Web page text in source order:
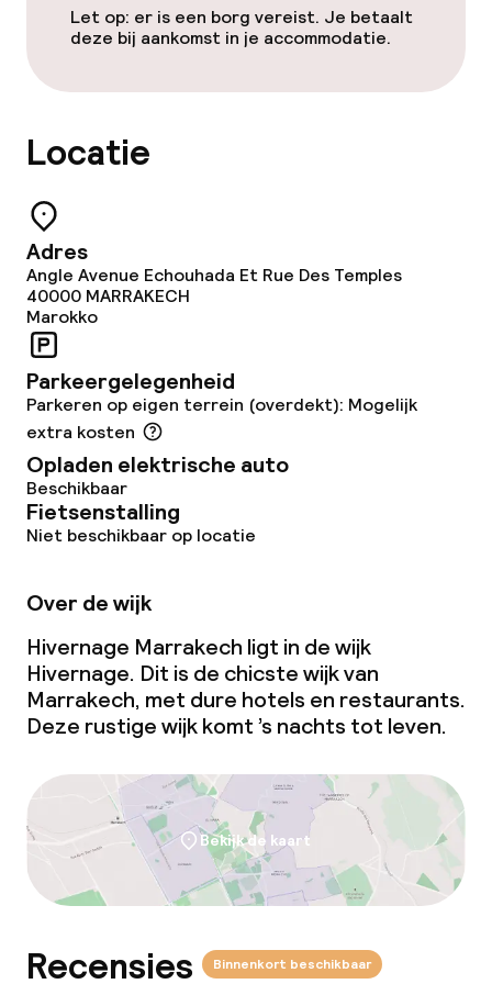
Eet- en drinkgelegenheden
Eet- en drinkdiensten
Ontbijtbuffet
Diner à la carte
Roomservice
Dieetopties
Vegetarische opties
Faciliteiten en diensten voor kinderen
Kinderzwembad
Babysitservice
Schoonmaakvoorzieningen
Wasservice
Zakelijke faciliteiten
Let op: er is een borg vereist. Je betaalt
deze bij aankomst in je accommodatie.
Locatie
Adres
Angle Avenue Echouhada Et Rue Des Temples
40000 MARRAKECH
Marokko
Parkeergelegenheid
Parkeren op eigen terrein (overdekt): Mogelijk
extra kosten
Opladen elektrische auto
Beschikbaar
Fietsenstalling
Niet beschikbaar op locatie
Over de wijk
Hivernage Marrakech ligt in de wijk
Hivernage. Dit is de chicste wijk van
Marrakech, met dure hotels en restaurants.
Deze rustige wijk komt ’s nachts tot leven.
Bekijk de kaart
Recensies Binnenkort beschikbaar